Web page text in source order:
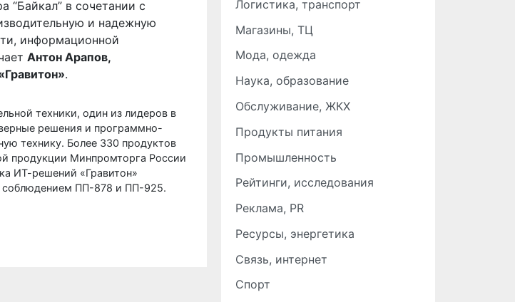
“Байкал” в сочетании с
и надежную
информационной
Антон Арапов,
.
техники, один из лидеров в
решения и программно-
технику. Более 330 продуктов
продукции Минпромторга России
ИТ-решений «Гравитон»
соблюдением ПП-878 и ПП-925.
Логистика, транспорт
Магазины, ТЦ
Мода, одежда
Наука, образование
Обслуживание, ЖКХ
Продукты питания
Промышленность
Рейтинги, исследования
Реклама, PR
Ресурсы, энергетика
Связь, интернет
Спорт